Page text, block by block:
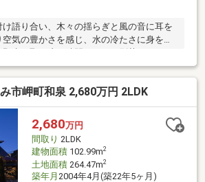
語り合い、木々の揺らぎと風の音に耳を
気の豊かさを感じ、水の冷たさに身をゆ
、誰と来てもいい。暮らしたって、働い
、何をしなくてもいい。体験に価値を見
動的ラグジュアリー
市岬町和泉 2,680万円 2LDK
2,680万円
間取り 2LDK
建物面積102.99m2
土地面積264.47m2
築年月 2004年4月(築22年5ヶ月)